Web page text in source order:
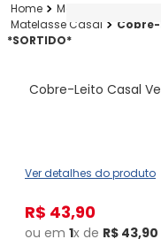
Magazan
Matelasse Casal
*SORTIDO*
Cobre-Leito Casal
Ver detalhes do produto
R$ 43,90
ou em 1x de R$ 43,90